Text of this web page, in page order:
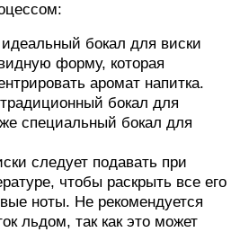
идеальный бокал для виски
форму, которая
аромат напитка.
бокал для
специальный бокал для
следует подавать при
чтобы раскрыть все его
ноты. Не рекомендуется
льдом, так как это может